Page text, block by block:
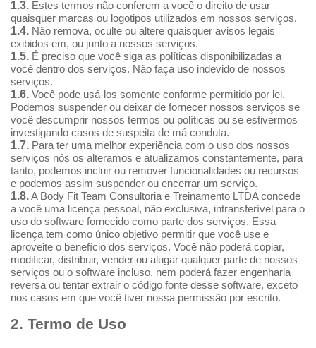
1.3. Estes termos não conferem a você o direito de usar
quaisquer marcas ou logotipos utilizados em nossos serviços.
1.4. Não remova, oculte ou altere quaisquer avisos legais
exibidos em, ou junto a nossos serviços.
1.5. É preciso que você siga as políticas disponibilizadas a
você dentro dos serviços. Não faça uso indevido de nossos
serviços.
1.6. Você pode usá-los somente conforme permitido por lei.
Podemos suspender ou deixar de fornecer nossos serviços se
você descumprir nossos termos ou políticas ou se estivermos
investigando casos de suspeita de má conduta.
1.7. Para ter uma melhor experiência com o uso dos nossos
serviços nós os alteramos e atualizamos constantemente, para
tanto, podemos incluir ou remover funcionalidades ou recursos
e podemos assim suspender ou encerrar um serviço.
1.8.A Body Fit Team Consultoria e Treinamento LTDA concede
a você uma licença pessoal, não exclusiva, intransferível para o
uso do software fornecido como parte dos serviços. Essa
licença tem como único objetivo permitir que você use e
aproveite o benefício dos serviços. Você não poderá copiar,
modificar, distribuir, vender ou alugar qualquer parte de nossos
serviços ou o software incluso, nem poderá fazer engenharia
reversa ou tentar extrair o código fonte desse software, exceto
nos casos em que você tiver nossa permissão por escrito.
2. Termo de Uso